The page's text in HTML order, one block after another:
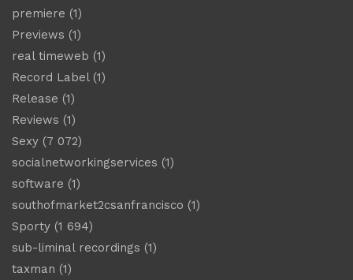
premiere (1)
Previews (1)
real timeweb (1)
Record Label(1)
Release (1)
Reviews (1)
Sexy (7 072)
socialnetworkingservices (1)
software (1)
southofmarket2csanfrancisco (1)
Sporty (1 694)
sub-liminal recordings (1)
taxman (1)